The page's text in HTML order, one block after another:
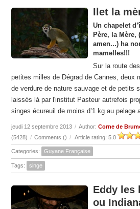
Ilet la
Un chapelet
Père, la Mère,
amen...) ha
mamelles!!!
Sur la route
petites milles de Dégrad de Cannes, deux
de verdure de nature sauvage et de petits
laissés là par l'institut Pasteur autrefois
singes écureuil de moins d’1 kg au pelage
jeudi 12 septembre 2013 / Author:Corne de
(5428) / Comments () / Article rating: 5.0
Categories: Guyane Française
Tags: singe
Eddy les
ou